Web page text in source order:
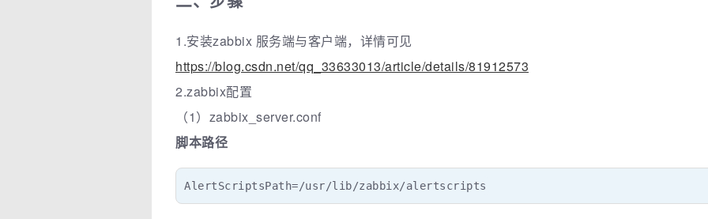
1.安装zabbix 服务端与客户端，详情可见
https://blog.csdn.net/qq_33633013/article/details/81912573
2.zabbix配置
（1）zabbix_server.conf
脚本路径
AlertScriptsPath=/usr/lib/zabbix/alertscripts